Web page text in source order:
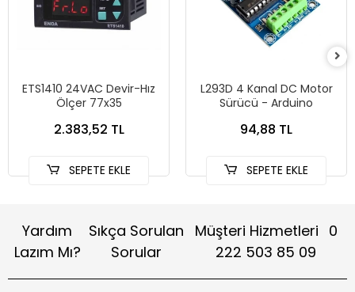
ETS1410 24VAC Devir-Hız
Ölçer 77x35
2.383,52 TL
SEPETE EKLE
L293D 4 Kanal DC Motor
Sürücü - Arduino
94,88 TL
SEPETE EKLE
Yardım
Lazım Mı?
Sıkça Sorulan
Sorular
Müşteri Hizmetleri 0
222 503 85 09